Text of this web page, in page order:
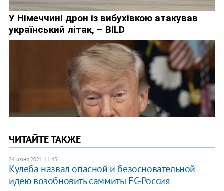
ЧИТАЙТЕ ТАКЖЕ
24 июня 2021, 11:45
Кулеба назвал опасной и безосновательной
идею возобновить саммиты ЕС-Россия